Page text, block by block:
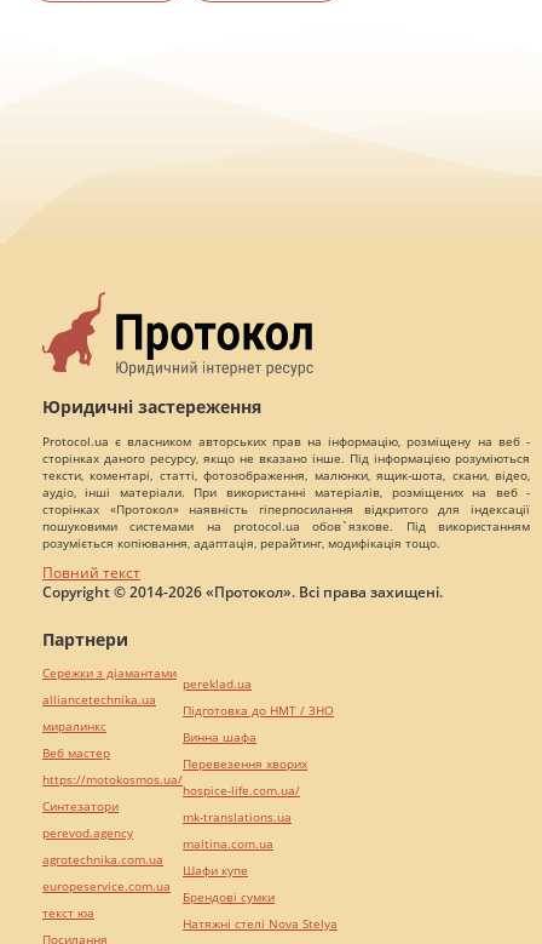
Юридичні застереження
Protocol.ua є власником авторських прав на інформацію, розміщену на веб -
сторінках даного ресурсу, якщо не вказано інше. Під інформацією розуміються
тексти, коментарі, статті, фотозображення, малюнки, ящик-шота, скани, відео,
аудіо, інші матеріали. При використанні матеріалів, розміщених на веб -
сторінках «Протокол» наявність гіперпосилання відкритого для індексації
пошуковими системами на protocol.ua обов`язкове. Під використанням
розуміється копіювання, адаптація, рерайтинг, модифікація тощо.
Повний текст
Copyright © 2014-2026 «Протокол». Всі права захищені.
Партнери
Сережки з діамантами
alliancetechnika.ua
миралинкс
Веб мастер
https://motokosmos.ua/
Синтезатори
perevod.agency
agrotechnika.com.ua
europeservice.com.ua
текст юа
Посилання
pereklad.ua
Підготовка до НМТ / ЗНО
Винна шафа
Перевезення хворих
hospice-life.com.ua/
mk-translations.ua
maltina.com.ua
Шафи купе
Брендові сумки
Натяжні стелі Nova Stelya